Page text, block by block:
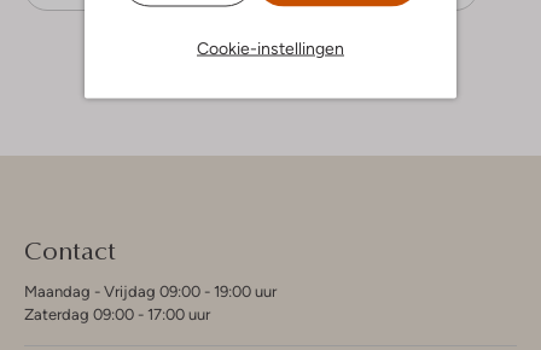
Cookie-instellingen
Contact
Maandag - Vrijdag 09:00 - 19:00 uur
Zaterdag 09:00 - 17:00 uur